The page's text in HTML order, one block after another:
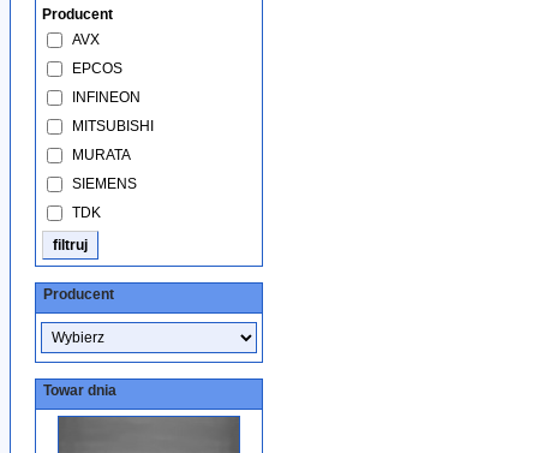
Producent
AVX
EPCOS
INFINEON
MITSUBISHI
MURATA
SIEMENS
TDK
Producent
Towar dnia